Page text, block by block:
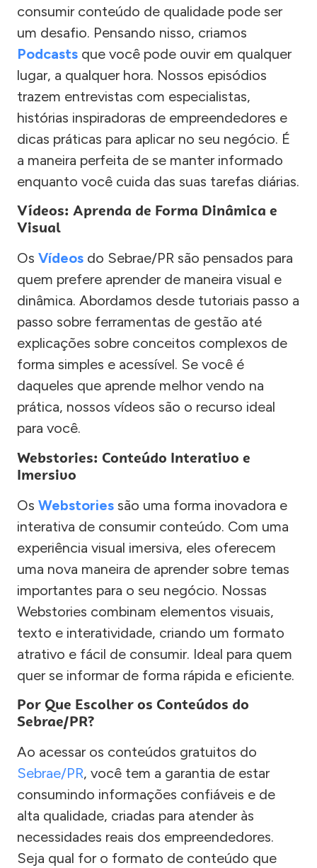
consumir conteúdo de qualidade pode ser
um desafio. Pensando nisso, criamos
Podcasts que você pode ouvir em qualquer
lugar, a qualquer hora. Nossos episódios
trazem entrevistas com especialistas,
histórias inspiradoras de empreendedores e
dicas práticas para aplicar no seu negócio. É
a maneira perfeita de se manter informado
enquanto você cuida das suas tarefas diárias.
Vídeos: Aprenda de Forma Dinâmica e
Visual
Os Vídeos do Sebrae/PR são pensados para
quem prefere aprender de maneira visual e
dinâmica. Abordamos desde tutoriais passo a
passo sobre ferramentas de gestão até
explicações sobre conceitos complexos de
forma simples e acessível. Se você é
daqueles que aprende melhor vendo na
prática, nossos vídeos são o recurso ideal
para você.
Webstories: Conteúdo Interativo e
Imersivo
Os Webstories são uma forma inovadora e
interativa de consumir conteúdo. Com uma
experiência visual imersiva, eles oferecem
uma nova maneira de aprender sobre temas
importantes para o seu negócio. Nossas
Webstories combinam elementos visuais,
texto e interatividade, criando um formato
atrativo e fácil de consumir. Ideal para quem
quer se informar de forma rápida e eficiente.
Por Que Escolher os Conteúdos do
Sebrae/PR?
Ao acessar os conteúdos gratuitos do
Sebrae/PR, você tem a garantia de estar
consumindo informações confiáveis e de
alta qualidade, criadas para atender às
necessidades reais dos empreendedores.
Seja qual for o formato de conteúdo que